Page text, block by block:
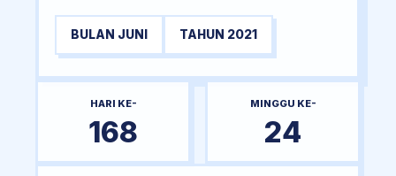
BULAN JUNI TAHUN 2021
HARI KE-
168
MINGGU KE-
24